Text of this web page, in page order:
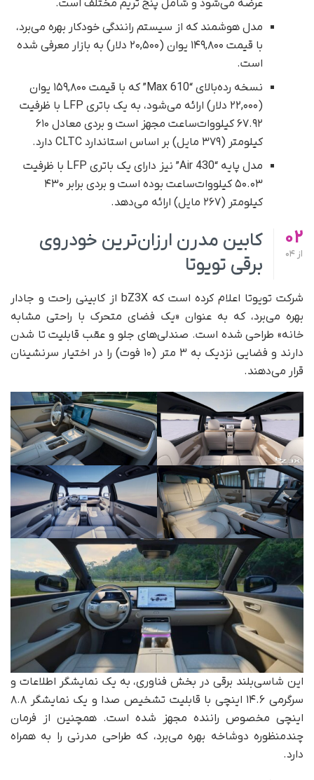
عرضه می‌شود و شامل پنج تریم مختلف است.
مدل هوشمند که از سیستم رانندگی خودکار بهره می‌برد،
با قیمت ۱۴۹,۸۰۰ یوان (۲۰,۵۰۰ دلار) به بازار معرفی شده
است.
نسخه رده‌بالای “610 Max” که با قیمت ۱۵۹,۸۰۰ یوان
(۲۲,۰۰۰ دلار) ارائه می‌شود، به یک باتری LFP با ظرفیت
۶۷.۹۲ کیلووات‌ساعت مجهز است و بردی معادل ۶۱۰
کیلومتر (۳۷۹ مایل) بر اساس استاندارد CLTC دارد.
مدل پایه “430 Air” نیز دارای یک باتری LFP با ظرفیت
۵۰.۰۳ کیلووات‌ساعت بوده است و بردی برابر ۴۳۰
کیلومتر (۲۶۷ مایل) ارائه می‌دهد.
02
از
کابین مدرن ارزان‌ترین خودروی
برقی تویوتا
شرکت تویوتا اعلام کرده است که bZ3X از کابینی راحت و جادار
بهره می‌برد، که به‌ عنوان «یک فضای متحرک با راحتی مشابه
خانه» طراحی شده است. صندلی‌های جلو و عقب قابلیت تا شدن
دارند و فضایی نزدیک به ۳ متر (۱۰ فوت) را در اختیار سرنشینان
قرار می‌دهند.
این شاسی‌بلند برقی در بخش فناوری، به یک نمایشگر اطلاعات و
سرگرمی ۱۴.۶ اینچی با قابلیت تشخیص صدا و یک نمایشگر ۸.۸
اینچی مخصوص راننده مجهز شده است. همچنین از فرمان
چندمنظوره دوشاخه بهره می‌برد، که طراحی مدرنی را به همراه
دارد.